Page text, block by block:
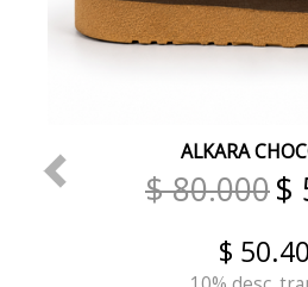
ALKARA
$ 80.000$
$